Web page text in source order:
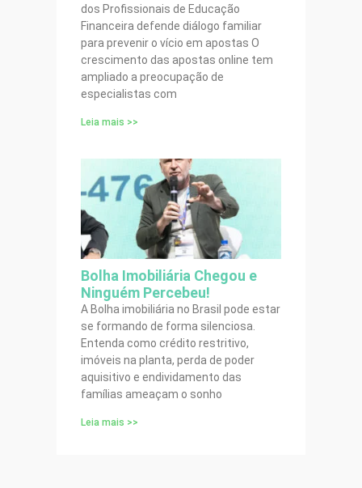
dos Profissionais de Educação
Financeira defende diálogo familiar
para prevenir o vício em apostas O
crescimento das apostas online tem
ampliado a preocupação de
especialistas com
Leia mais >>
Bolha Imobiliária Chegou e
Ninguém Percebeu!
A Bolha imobiliária no Brasil pode estar
se formando de forma silenciosa.
Entenda como crédito restritivo,
imóveis na planta, perda de poder
aquisitivo e endividamento das
famílias ameaçam o sonho
Leia mais >>